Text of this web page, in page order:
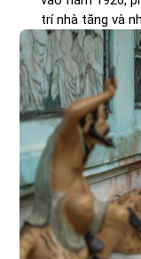
trí nhà tăng và